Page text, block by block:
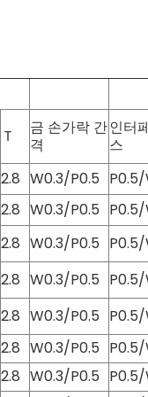
Ｔ
금 손가락 간
격
인터
스
2.8 W0.3/P0.5
2.8 W0.3/P0.5
2.8 W0.3/P0.5
2.8 W0.3/P0.5
2.8 W0.3/P0.5
2.8 W0.3/P0.5
2.8 W0.3/P0.5